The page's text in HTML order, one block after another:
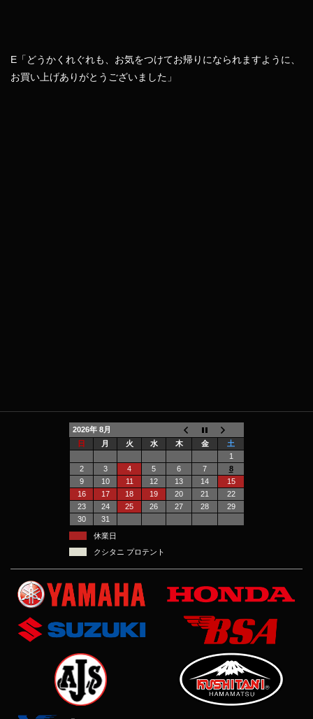
E「どうかくれぐれも、お気をつけてお帰りになられますように、
お買い上げありがとうございました」
2026年 8月
日
月 火 水 木 金
土
1
2
3 4 5 6 7
8
9
10 11 12 13 14
15
16
17 18 19 20 21
22
23
24 25 26 27 28
29
30
31
休業日
クシタニ プロテント